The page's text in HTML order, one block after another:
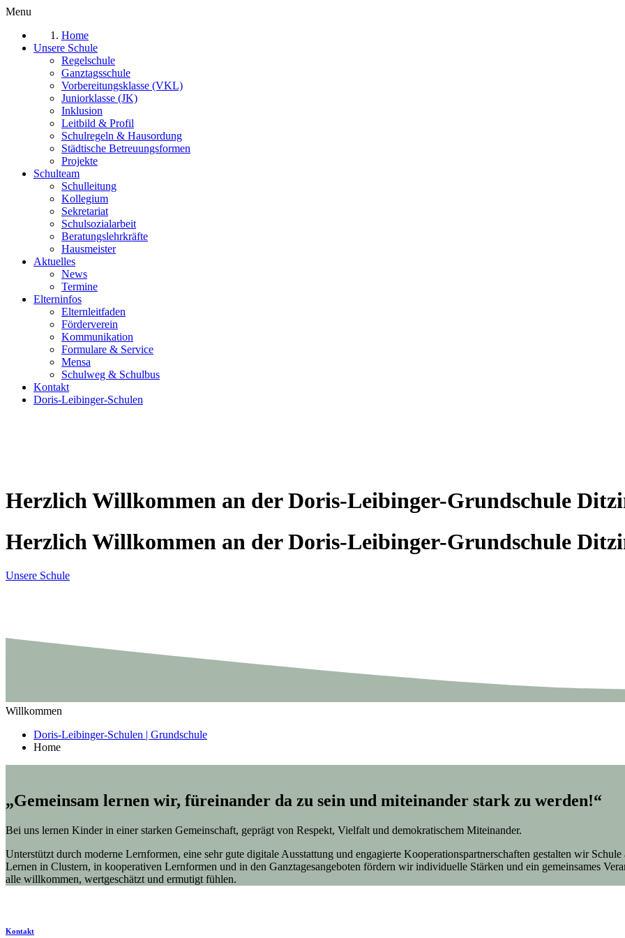
Menu
Home
Unsere Schule
Regelschule
Ganztagsschule
Vorbereitungsklasse (VKL)
Juniorklasse (JK)
Inklusion
Leitbild & Profil
Schulregeln & Hausordung
Städtische Betreuungsformen
Projekte
Schulteam
Schulleitung
Kollegium
Sekretariat
Schulsozialarbeit
Beratungslehrkräfte
Hausmeister
Aktuelles
News
Termine
Elterninfos
Elternleitfaden
Förderverein
Kommunikation
Formulare & Service
Mensa
Schulweg & Schulbus
Kontakt
Doris-Leibinger-Schulen
Herzlich Willkommen an der Doris-Leibinger-Grundschule
Herzlich Willkommen an der Doris-Leibinger-Grundschule
Unsere Schule
Willkommen
Doris-Leibinger-Schulen | Grundschule
Home
„Gemeinsam lernen wir, füreinander da zu sein und miteinander stark zu werden!“
Bei uns lernen Kinder in einer starken Gemeinschaft, geprägt von Respekt, Vielfalt und demokratischem Miteinander.
Unterstützt durch moderne Lernformen, eine sehr gute digitale Ausstattung und engagierte Kooperationspartnerschaften gestalten wir
Lernen in Clustern, in kooperativen Lernformen und in den Ganztagesangeboten fördern wir individuelle Stärken und ein gemeinsames
alle willkommen, wertgeschätzt und ermutigt fühlen.
Kontakt